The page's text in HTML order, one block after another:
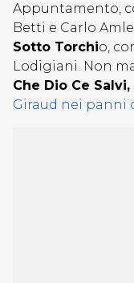
Appuntamento,
Betti e Carlo
Sotto Torchio,
Lodigiani. Non
Che Dio Ce Salvi,
Giraud nei panni